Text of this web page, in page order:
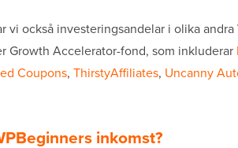
vi också investeringsandelar i olika
Growth Accelerator-fond, som inkluderar
Coupons, ThirstyAffiliates, Uncanny
inkomst?